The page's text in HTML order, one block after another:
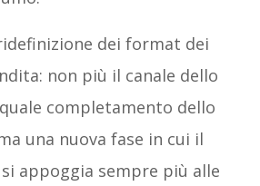
dei format dei
non più il canale dello
completamento dello
una nuova fase in cui il
appoggia sempre più alle